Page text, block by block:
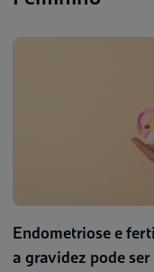
Endometriose e
a gravidez pode